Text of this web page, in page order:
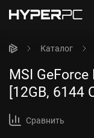
Каталог
MSI GeForce
[12GB, 6144
Сравнить